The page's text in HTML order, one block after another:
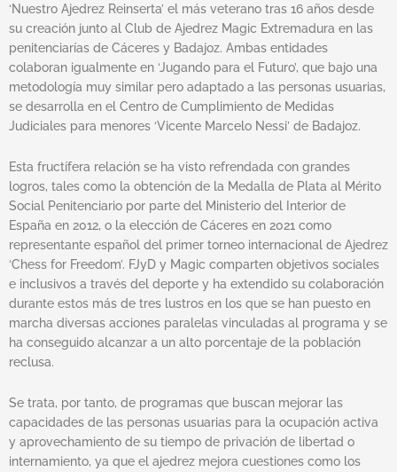
‘Nuestro Ajedrez Reinserta’ el más veterano tras 16 años desde
su creación junto al Club de Ajedrez Magic Extremadura en las
penitenciarías de Cáceres y Badajoz. Ambas entidades
colaboran igualmente en ‘Jugando para el Futuro’, que bajo una
metodología muy similar pero adaptado a las personas usuarias,
se desarrolla en el Centro de Cumplimiento de Medidas
Judiciales para menores ‘Vicente Marcelo Nessi’ de Badajoz.
Esta fructífera relación se ha visto refrendada con grandes
logros, tales como la obtención de la Medalla de Plata al Mérito
Social Penitenciario por parte del Ministerio del Interior de
España en 2012, o la elección de Cáceres en 2021 como
representante español del primer torneo internacional de Ajedrez
‘Chess for Freedom’. FJyD y Magic comparten objetivos sociales
e inclusivos a través del deporte y ha extendido su colaboración
durante estos más de tres lustros en los que se han puesto en
marcha diversas acciones paralelas vinculadas al programa y se
ha conseguido alcanzar a un alto porcentaje de la población
reclusa.
Se trata, por tanto, de programas que buscan mejorar las
capacidades de las personas usuarias para la ocupación activa
y aprovechamiento de su tiempo de privación de libertad o
internamiento, ya que el ajedrez mejora cuestiones como los